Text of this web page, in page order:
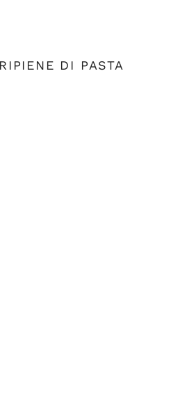
DI PASTA